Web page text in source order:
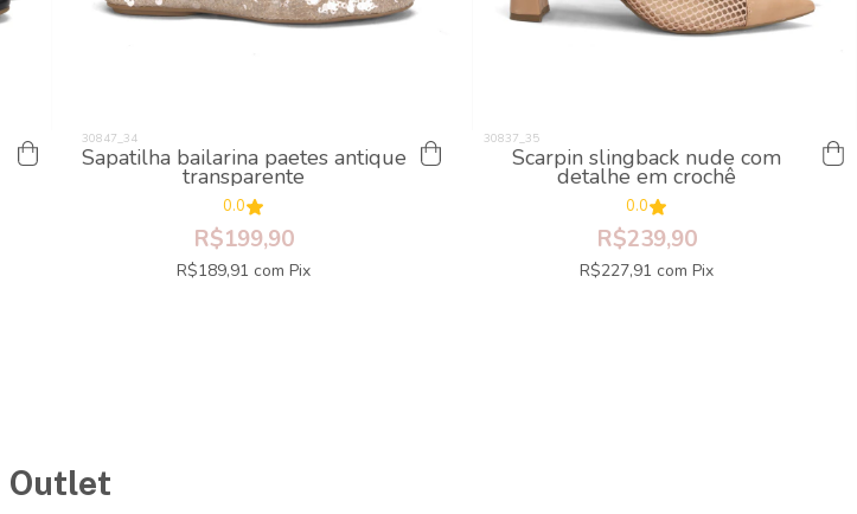
Sapatilha bailarina paetes antique
transparente
0.0
R$199,90
R$189,91 com Pix
Scarpin slingback nude com
detalhe em crochê
0.0
R$239,90
R$227,91 com Pix
Outlet